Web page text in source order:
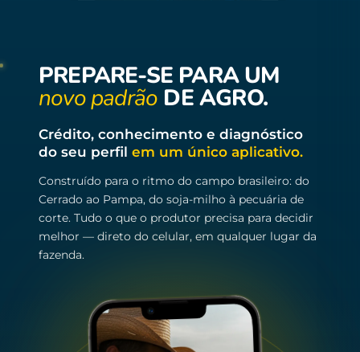
PREPARE-SE PARA UM
novo padrão DE AGRO.
Crédito, conhecimento e diagnóstico
do seu perfil em um único aplicativo.
Construído para o ritmo do campo brasileiro: do
Cerrado ao Pampa, do soja-milho à pecuária de
corte. Tudo o que o produtor precisa para decidir
melhor — direto do celular, em qualquer lugar da
fazenda.